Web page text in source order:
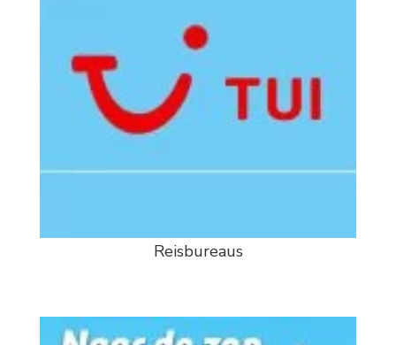
Reisbureaus